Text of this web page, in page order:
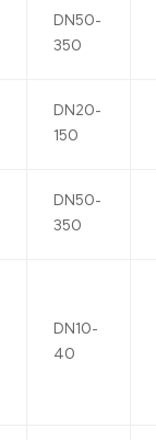
DN50-
350
DN20-
150
DN50-
350
DN10-
40